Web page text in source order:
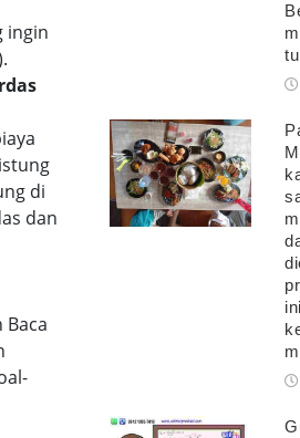
ingin
di
dan